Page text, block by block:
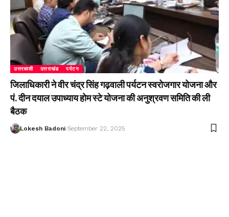
उत्तरकाशी उत्तराखंड पर्यटन
जिलाधिकारी ने वीर चंद्र सिंह गढ़वाली पर्यटन स्वरोजगार योजना और
पं. दीन दयाल उपाध्याय होम स्टे योजना की अनुश्रवण समिति की ली
बैठक
Lokesh Badoni September 22, 2025